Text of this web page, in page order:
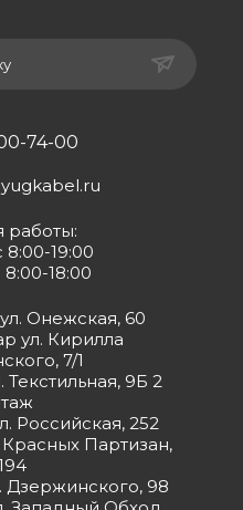
74-00
работы:
19:00
18:00
Онежская, 60
ул. Кирилла
7/1
Текстильная, 9Б 2
Российская, 252
Красных Партизан,
Дзержинского, 98